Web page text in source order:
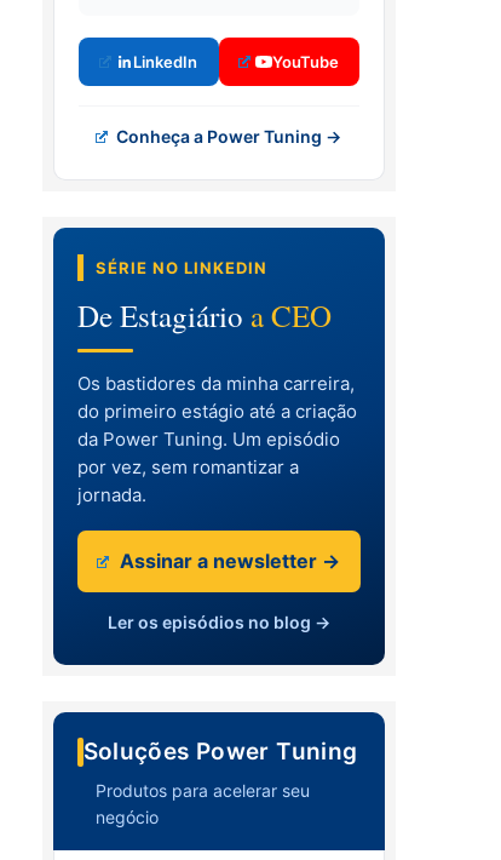
LinkedIn YouTube
Conheça a Power Tuning →
SÉRIE NO LINKEDIN
De Estagiário a CEO
Os bastidores da minha carreira,
do primeiro estágio até a criação
da Power Tuning. Um episódio
por vez, sem romantizar a
jornada.
Assinar a newsletter →
Ler os episódios no blog →
Soluções Power Tuning
Produtos para acelerar seu
negócio